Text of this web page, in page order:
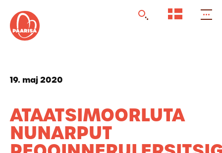
forsiden
19. maj 2020
ATAATSIMOORLUTA
NUNARPUT